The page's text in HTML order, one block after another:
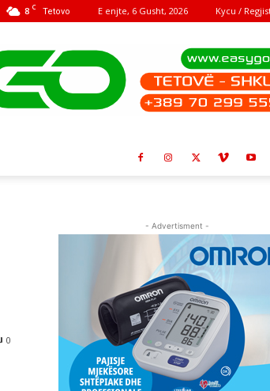
8 C Tetovo E enjte, 6 Gusht, 2026 Kycu /
0
- Advertisment -